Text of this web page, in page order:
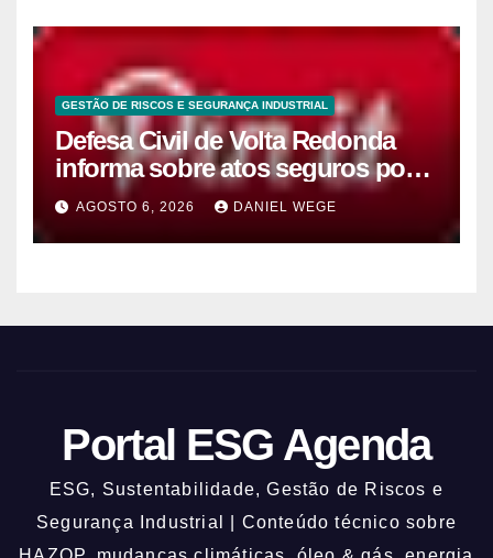
GESTÃO DE RISCOS E SEGURANÇA INDUSTRIAL
Defesa Civil de Volta Redonda
informa sobre atos seguros por
conta de efeitos meteorológicos
previstos até domingo (9)
AGOSTO 6, 2026 DANIEL WEGE
Portal ESG Agenda
ESG, Sustentabilidade, Gestão de Riscos e
Segurança Industrial | Conteúdo técnico sobre